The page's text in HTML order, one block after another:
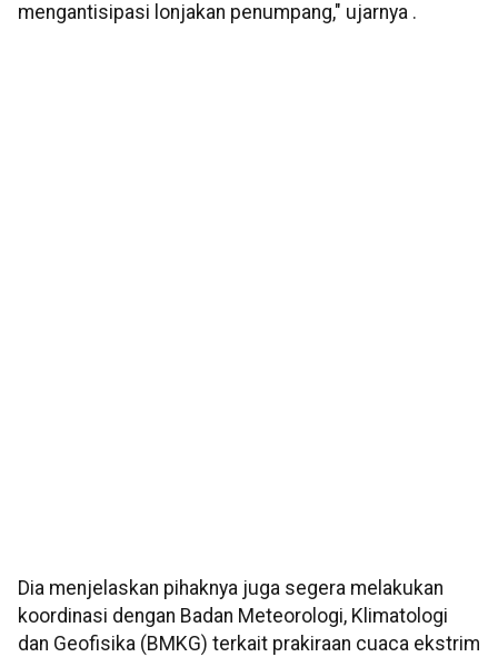
mengantisipasi lonjakan penumpang," ujarnya .
Dia menjelaskan pihaknya juga segera melakukan
koordinasi dengan Badan Meteorologi, Klimatologi
dan Geofisika (BMKG) terkait prakiraan cuaca ekstrim